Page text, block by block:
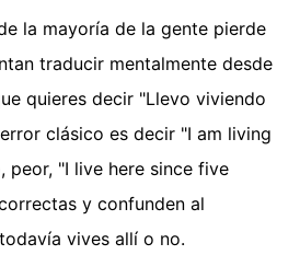
la mayoría de la gente pierde
traducir mentalmente desde
quieres decir "Llevo viviendo
clásico es decir "I am living
peor, "I live here since five
y confunden al
vives allí o no.